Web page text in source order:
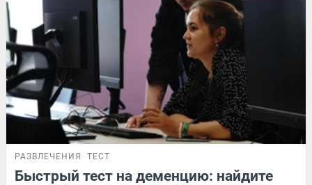
РАЗВЛЕЧЕНИЯ ТЕСТ
Быстрый тест на деменцию: найдите